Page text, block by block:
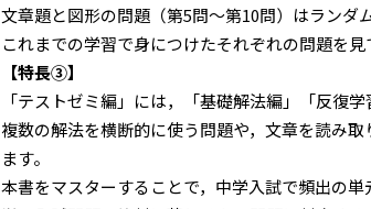
文章題と図形の問題（第5問～第10問）はランダ
これまでの学習で身につけたそれぞれの問題を
【特長③】
「テストゼミ編」には，「基礎解法編」「反復
複数の解法を横断的に使う問題や，文章を読み
ます。
本書をマスターすることで，中学入試で頻出の